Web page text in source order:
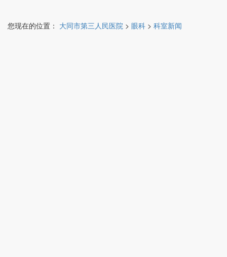
您现在的位置： 大同市第三人民医院 > 眼科 > 科室新闻